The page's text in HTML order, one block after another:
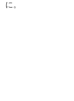
に。